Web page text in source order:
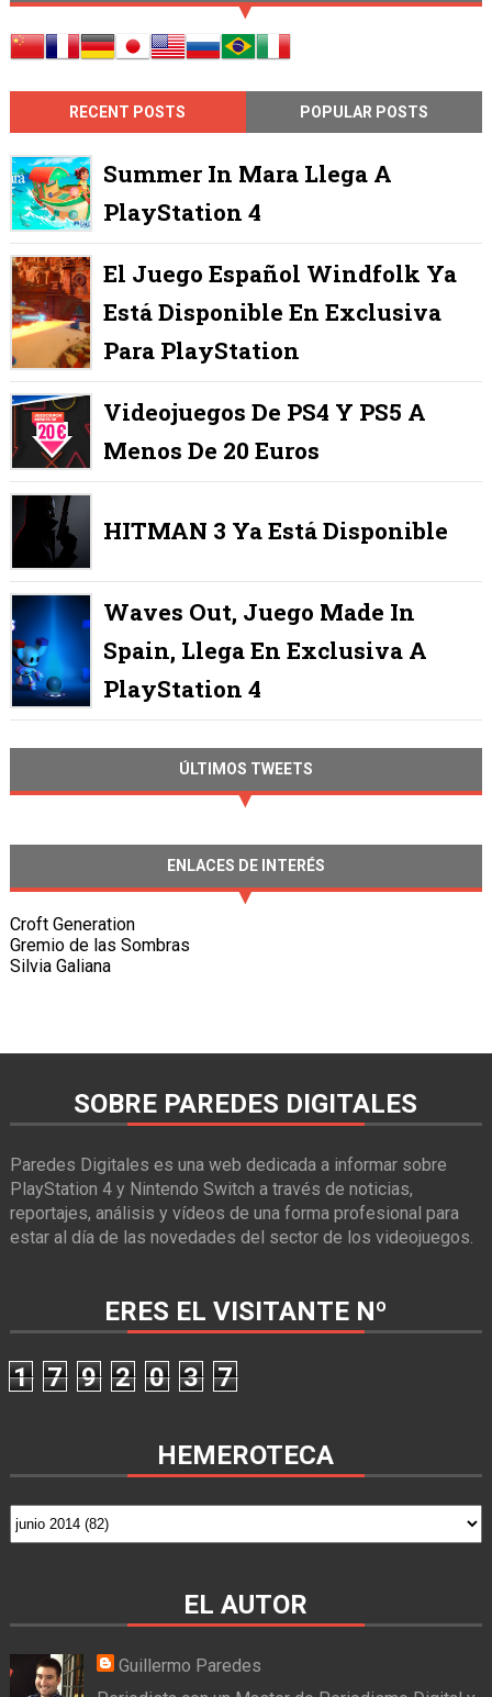
RECENT POSTS POPULAR POSTS
Summer In Mara Llega A
PlayStation 4
El Juego Español Windfolk Ya
Está Disponible En Exclusiva
Para PlayStation
Videojuegos De PS4 Y PS5 A
Menos De 20 Euros
HITMAN 3 Ya Está Disponible
Waves Out, Juego Made In
Spain, Llega En Exclusiva A
PlayStation 4
ÚLTIMOS TWEETS
ENLACES DE INTERÉS
Croft Generation
Gremio de las Sombras
Silvia Galiana
SOBRE PAREDES DIGITALES
Paredes Digitales es una web dedicada a informar sobre
PlayStation 4 y Nintendo Switch a través de noticias,
reportajes, análisis y vídeos de una forma profesional para
estar al día de las novedades del sector de los videojuegos.
ERES EL VISITANTE Nº
1 7 9 2 0 3 7
HEMEROTECA
EL AUTOR
Guillermo Paredes